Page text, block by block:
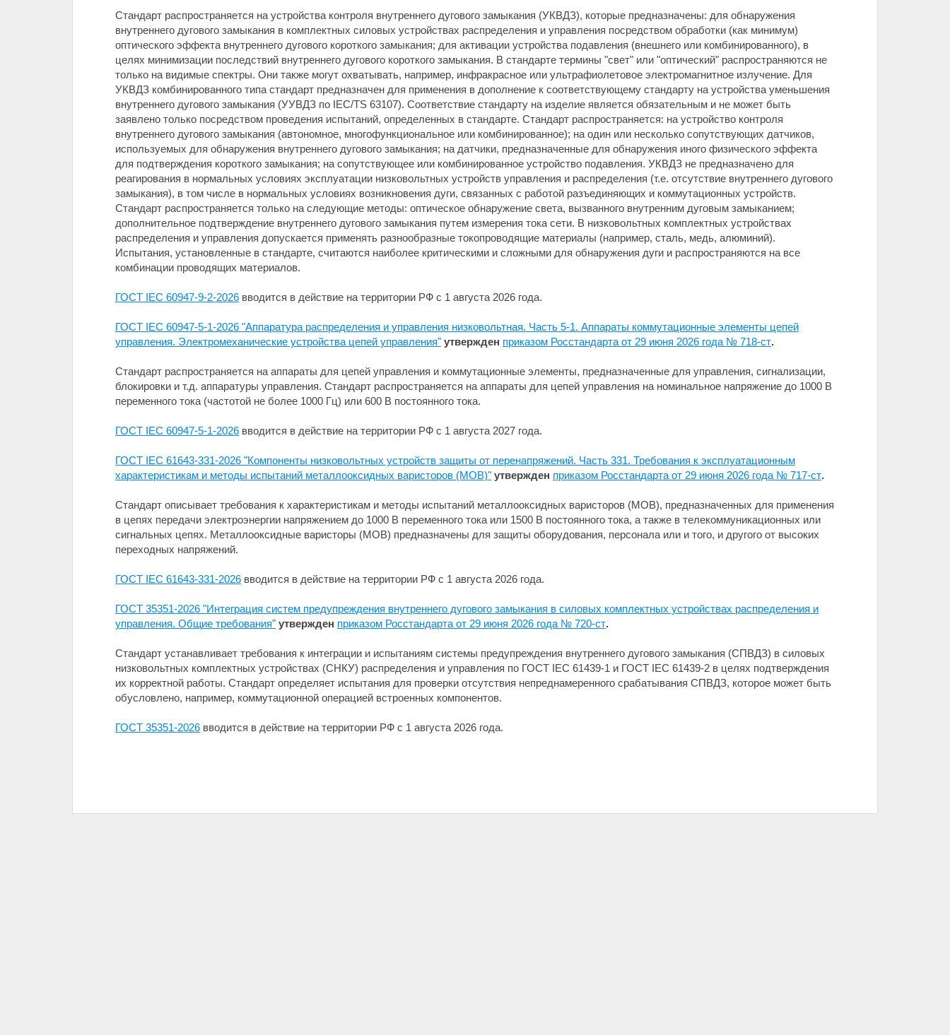
Стандарт распространяется на устройства контроля внутреннего дугового замыкания (УКВДЗ), которые предназначены: для обнаружения
внутреннего дугового замыкания в комплектных силовых устройствах распределения и управления посредством обработки (как минимум)
оптического эффекта внутреннего дугового короткого замыкания; для активации устройства подавления (внешнего или комбинированного), в
целях минимизации последствий внутреннего дугового короткого замыкания. В стандарте термины "свет" или "оптический" распространяются не
только на видимые спектры. Они также могут охватывать, например, инфракрасное или ультрафиолетовое электромагнитное излучение. Для
УКВДЗ комбинированного типа стандарт предназначен для применения в дополнение к соответствующему стандарту на устройства уменьшения
внутреннего дугового замыкания (УУВДЗ по IEC/TS 63107). Соответствие стандарту на изделие является обязательным и не может быть
заявлено только посредством проведения испытаний, определенных в стандарте. Стандарт распространяется: на устройство контроля
внутреннего дугового замыкания (автономное, многофункциональное или комбинированное); на один или несколько сопутствующих датчиков,
используемых для обнаружения внутреннего дугового замыкания; на датчики, предназначенные для обнаружения иного физического эффекта
для подтверждения короткого замыкания; на сопутствующее или комбинированное устройство подавления. УКВДЗ не предназначено для
реагирования в нормальных условиях эксплуатации низковольтных устройств управления и распределения (т.е. отсутствие внутреннего дугового
замыкания), в том числе в нормальных условиях возникновения дуги, связанных с работой разъединяющих и коммутационных устройств.
Стандарт распространяется только на следующие методы: оптическое обнаружение света, вызванного внутренним дуговым замыканием;
дополнительное подтверждение внутреннего дугового замыкания путем измерения тока сети. В низковольтных комплектных устройствах
распределения и управления допускается применять разнообразные токопроводящие материалы (например, сталь, медь, алюминий).
Испытания, установленные в стандарте, считаются наиболее критическими и сложными для обнаружения дуги и распространяются на все
комбинации проводящих материалов.
ГОСТ IEC 60947-9-2-2026 вводится в действие на территории РФ с 1 августа 2026 года.
ГОСТ IEC 60947-5-1-2026 "Аппаратура распределения и управления низковольтная. Часть 5-1. Аппараты коммутационные элементы цепей
управления. Электромеханические устройства цепей управления" утвержден приказом Росстандарта от 29 июня 2026 года № 718-ст.
Стандарт распространяется на аппараты для цепей управления и коммутационные элементы, предназначенные для управления, сигнализации,
блокировки и т.д. аппаратуры управления. Стандарт распространяется на аппараты для цепей управления на номинальное напряжение до 1000 В
переменного тока (частотой не более 1000 Гц) или 600 В постоянного тока.
ГОСТ IEC 60947-5-1-2026 вводится в действие на территории РФ с 1 августа 2027 года.
ГОСТ IEC 61643-331-2026 "Компоненты низковольтных устройств защиты от перенапряжений. Часть 331. Требования к эксплуатационным
характеристикам и методы испытаний металлооксидных варисторов (MOВ)" утвержден приказом Росстандарта от 29 июня 2026 года № 717-ст.
Стандарт описывает требования к характеристикам и методы испытаний металлооксидных варисторов (MOВ), предназначенных для применения
в цепях передачи электроэнергии напряжением до 1000 В переменного тока или 1500 В постоянного тока, а также в телекоммуникационных или
сигнальных цепях. Металлооксидные варисторы (MOВ) предназначены для защиты оборудования, персонала или и того, и другого от высоких
переходных напряжений.
ГОСТ IEC 61643-331-2026 вводится в действие на территории РФ с 1 августа 2026 года.
ГОСТ 35351-2026 "Интеграция систем предупреждения внутреннего дугового замыкания в силовых комплектных устройствах распределения и
управления. Общие требования" утвержден приказом Росстандарта от 29 июня 2026 года № 720-ст.
Стандарт устанавливает требования к интеграции и испытаниям системы предупреждения внутреннего дугового замыкания (СПВДЗ) в силовых
низковольтных комплектных устройствах (СНКУ) распределения и управления по ГОСТ IEC 61439-1 и ГОСТ IEC 61439-2 в целях подтверждения
их корректной работы. Стандарт определяет испытания для проверки отсутствия непреднамеренного срабатывания СПВДЗ, которое может быть
обусловлено, например, коммутационной операцией встроенных компонентов.
ГОСТ 35351-2026 вводится в действие на территории РФ с 1 августа 2026 года.